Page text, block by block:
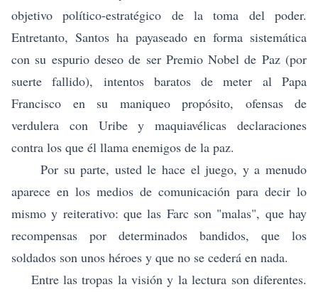
objetivo político-estratégico de la toma del poder.
Entretanto, Santos ha payaseado en forma sistemática
con su espurio deseo de ser Premio Nobel de Paz (por
suerte fallido), intentos baratos de meter al Papa
Francisco en su maniqueo propósito, ofensas de
verdulera con Uribe y maquiavélicas declaraciones
contra los que él llama enemigos de la paz.
Por su parte, usted le hace el juego, y a menudo
aparece en los medios de comunicación para decir lo
mismo y reiterativo: que las Farc son "malas", que hay
recompensas por determinados bandidos, que los
soldados son unos héroes y que no se cederá en nada.
Entre las tropas la visión y la lectura son diferentes.